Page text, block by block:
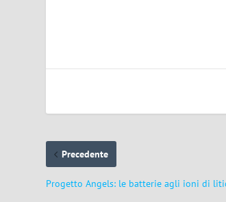
Precedente
Progetto Angels: le batterie agli ioni di